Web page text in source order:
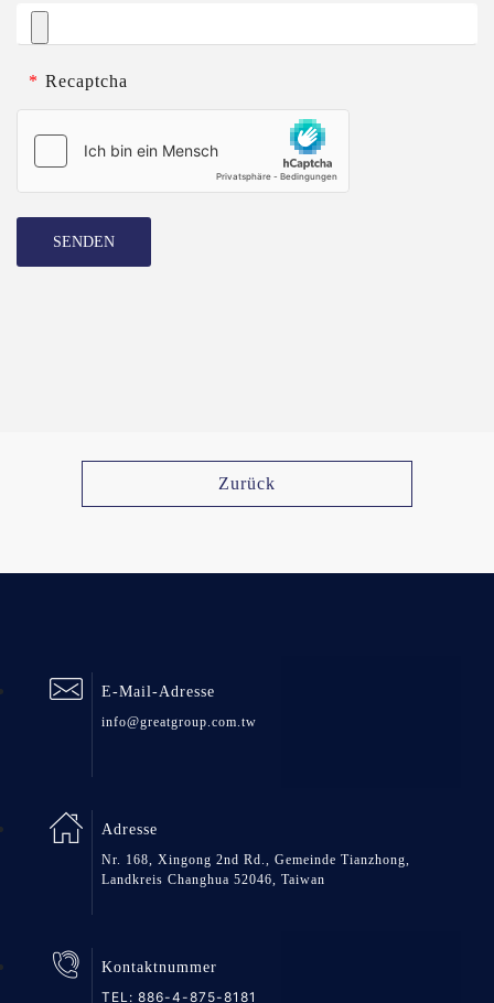
* Recaptcha
SENDEN
Zurück
E-Mail-Adresse
info@greatgroup.com.tw
Adresse
Nr. 168, Xingong 2nd Rd., Gemeinde Tianzhong,
Landkreis Changhua 52046, Taiwan
Kontaktnummer
TEL: 886-4-875-8181